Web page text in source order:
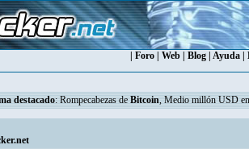
Foro Web Blog Ayuda
destacado: Rompecabezas de Bitcoin, Medio millón USD